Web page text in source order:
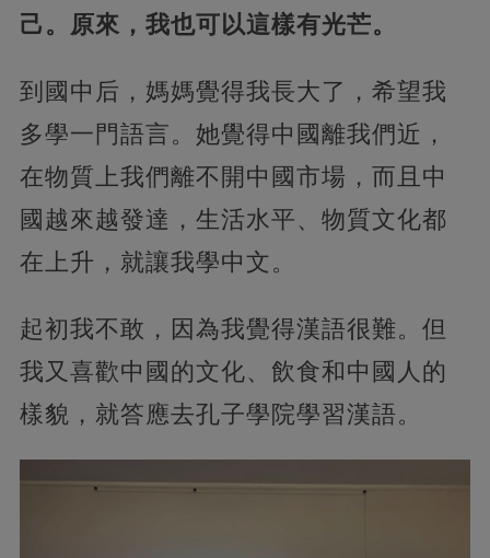
己。原來，我也可以這樣有光芒。
到國中后，媽媽覺得我長大了，希望我
多學一門語言。她覺得中國離我們近，
在物質上我們離不開中國市場，而且中
國越來越發達，生活水平、物質文化都
在上升，就讓我學中文。
起初我不敢，因為我覺得漢語很難。但
我又喜歡中國的文化、飲食和中國人的
樣貌，就答應去孔子學院學習漢語。